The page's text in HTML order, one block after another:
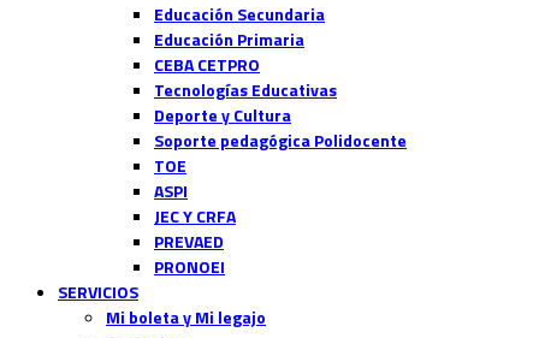
Educación Secundaria
Educación Primaria
CEBA CETPRO
Tecnologías Educativas
Deporte y Cultura
Soporte pedagógica Polidocente
TOE
ASPI
JEC Y CRFA
PREVAED
PRONOEI
SERVICIOS
Mi boleta y Mi legajo